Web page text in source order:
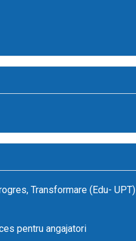
Transformare (Edu- UPT)
pentru angajatori